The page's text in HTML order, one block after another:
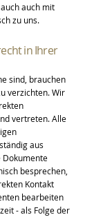
auch mit
zu uns.
in Ihrer
sind, brauchen
verzichten. Wir
vertreten. Alle
aus
Dokumente
besprechen,
Kontakt
bearbeiten
- als Folge der